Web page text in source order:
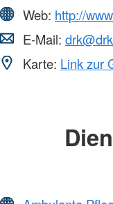
Web: http://
E-Mail:
Karte: Link zur